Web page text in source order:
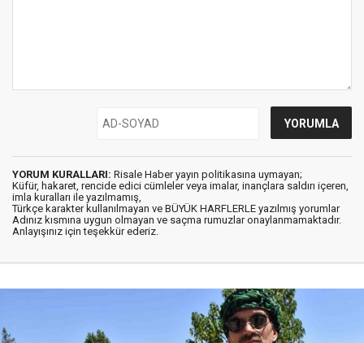
YORUM KURALLARI: Risale Haber yayın politikasına uymayan;
Küfür, hakaret, rencide edici cümleler veya imalar, inançlara saldırı içeren,
imla kuralları ile yazılmamış,
Türkçe karakter kullanılmayan ve BÜYÜK HARFLERLE yazılmış yorumlar
Adınız kısmına uygun olmayan ve saçma rumuzlar onaylanmamaktadır.
Anlayışınız için teşekkür ederiz.